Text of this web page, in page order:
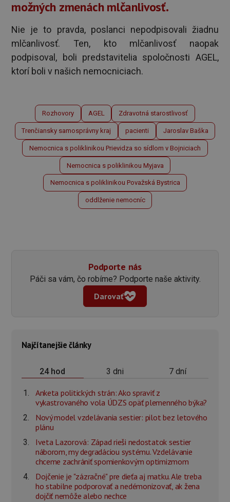
možných zmenách mlčanlivosť.
Nie je to pravda, poslanci nepodpisovali žiadnu
mlčanlivosť. Ten, kto mlčanlivosť naopak
podpisoval, boli predstavitelia spoločnosti AGEL,
ktorí boli v našich nemocniciach.
Rozhovory AGEL Zdravotná starostlivosť
Trenčiansky samosprávny kraj pacienti Jaroslav Baška
Nemocnica s poliklinikou Prievidza so sídlom v Bojniciach
Nemocnica s poliklinikou Myjava
Nemocnica s poliklinikou Považská Bystrica
oddlženie nemocníc
Podporte nás
Páči sa vám, čo robíme? Podporte naše aktivity.
Darovať
Najčítanejšie články
24 hod 3 dni 7 dní
Anketa politických strán: Ako spraviť z
vykastrovaného vola ÚDZS opäť plemenného býka?
Nový model vzdelávania sestier: pilot bez letového
plánu
Iveta Lazorová: Západ rieši nedostatok sestier
náborom, my degradáciou systému. Vzdelávanie
chceme zachrániť spomienkovým optimizmom
Dojčenie je "zázračné" pre dieťa aj matku. Ale treba
ho stabilne podporovať a nedémonizovať, ak žena
dojčiť nemôže alebo nechce